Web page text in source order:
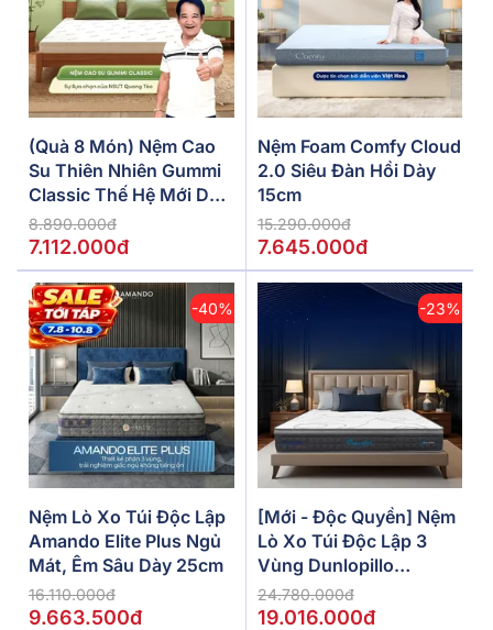
(Quà 8 Món) Nệm Cao
Su Thiên Nhiên Gummi
Classic Thế Hệ Mới Dày
5/10/15cm
8.890.000đ
7.112.000đ
Nệm Foam Comfy Cloud
2.0 Siêu Đàn Hồi Dày
15cm
15.290.000đ
7.645.000đ
-40%
Nệm Lò Xo Túi Độc Lập
Amando Elite Plus Ngủ
Mát, Êm Sâu Dày 25cm
16.110.000đ
9.663.500đ
-23%
[Mới - Độc Quyền] Nệm
Lò Xo Túi Độc Lập 3
Vùng Dunlopillo
De.Stress Powerful
24.780.000đ
19.016.000đ